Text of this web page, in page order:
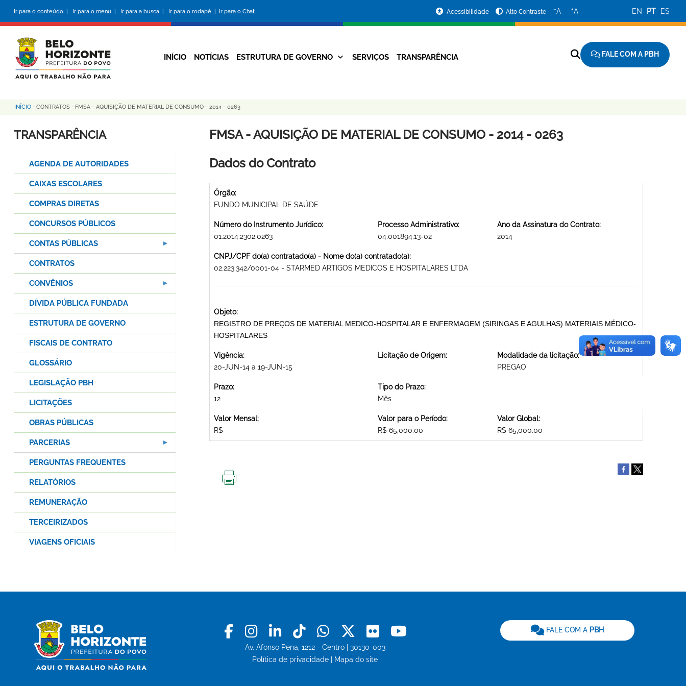
conteúdo
principal
Ir para o conteúdo | Ir para o menu | Ir para a busca | Ir para o rodapé | Ir para o Chat
da
Prefeitura
Acessibilidade Alto Contraste −A +A EN PT ES
Navegação
INÍCIO NOTÍCIAS ESTRUTURA DE GOVERNO SERVIÇOS TRANSPARÊNCIA FALE COM A PBH
Trilha
de
INÍCIO - CONTRATOS - FMSA - AQUISIÇÃO DE MATERIAL DE CONSUMO - 2014 - 0263
FMSA - AQUISIÇÃO DE MATERIAL DE CONSUMO - 2014 - 0263
Dados do Contrato
Órgão:
FUNDO MUNICIPAL DE SAÚDE
Número do Instrumento Jurídico:
01.2014.2302.0263
Processo Administrativo:
04.001894.13-02
Ano da Assinatura do Contrato:
2014
CNPJ/CPF do(a) contratado(a) - Nome do(a) contratado(a):
02.223.342/0001-04 - STARMED ARTIGOS MEDICOS E HOSPITALARES LTDA
Objeto:
REGISTRO DE PREÇOS DE MATERIAL MEDICO-HOSPITALAR E ENFERMAGEM (SIRINGAS E AGULHAS) MATERIAIS MÉDICO-
HOSPITALARES
Vigência:
20-JUN-14 a 19-JUN-15
Licitação de Origem:
Modalidade da licitação:
PREGAO
Prazo:
12
Tipo do Prazo:
Mês
Valor Mensal:
R$
Valor para o Período:
R$ 65,000.00
Valor Global:
R$ 65,000.00
TRANSPARÊNCIA
AGENDA DE AUTORIDADES
CAIXAS ESCOLARES
COMPRAS DIRETAS
CONCURSOS PÚBLICOS
CONTAS PÚBLICAS
CONTRATOS
CONVÊNIOS
DÍVIDA PÚBLICA FUNDADA
ESTRUTURA DE GOVERNO
FISCAIS DE CONTRATO
GLOSSÁRIO
LEGISLAÇÃO PBH
LICITAÇÕES
OBRAS PÚBLICAS
PARCERIAS
PERGUNTAS FREQUENTES
RELATÓRIOS
REMUNERAÇÃO
TERCEIRIZADOS
VIAGENS OFICIAIS
Facebook
Instagram
LinkedinTiktokWhatsapp
X Flickr
Av. Afonso Pena, 1212 - Centro | 30130-003
Política de privacidade
Mapa do site
FALE COM A PBH